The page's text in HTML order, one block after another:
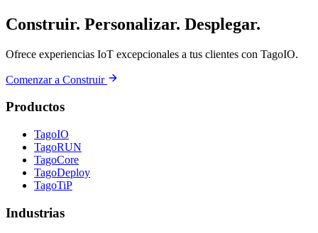
Construir. Personalizar. Desplegar.
Ofrece experiencias IoT excepcionales a tus clientes con TagoIO.
Comenzar a Construir
Productos
TagoIO
TagoRUN
TagoCore
TagoDeploy
TagoTiP
Industrias